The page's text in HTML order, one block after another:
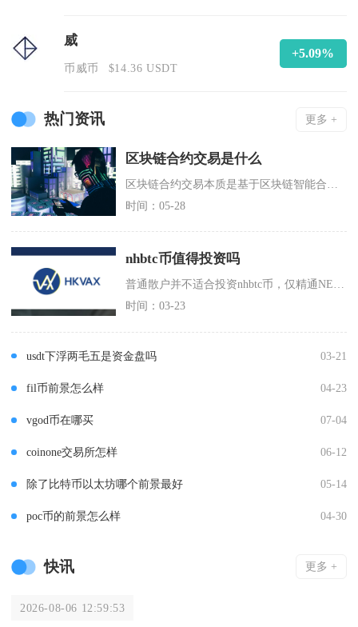
威
币威币 $14.36 USDT
+5.09%
热门资讯 更多 +
区块链合约交易是什么
时间：05-28
nhbtc币值得投资吗
普通散户并不适合投资nhbtc币，仅精通NEST预言机机制的专业参与者可以小资金尝试，绝大
时间：03-23
usdt下浮两毛五是资金盘吗 03-21
fil币前景怎么样 04-23
vgod币在哪买 07-04
coinone交易所怎样 06-12
除了比特币以太坊哪个前景最好 05-14
poc币的前景怎么样 04-30
快讯 更多 +
2026-08-06 12:59:53